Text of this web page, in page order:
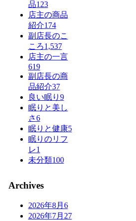
品123
店主の商品
紹介174
副店長のこ
ころ1,537
店主の一言
619
副店長の商
品紹介37
良い眠り 9
眠りと美し
さ6
眠りと健康5
眠りのリフ
レ1
未分類100
Archives
2026年8月 6
2026年7月 27